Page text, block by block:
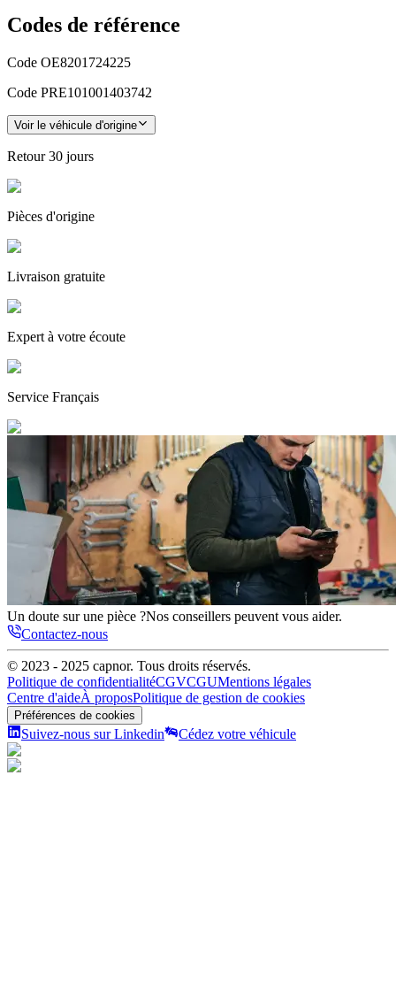
Codes de référence
Code OE8201724225
Code PRE101001403742
Voir le véhicule d'origine
Retour30 jours
Pièces d'origine
Livraison gratuite
Expert à votre écoute
Service Français
Un doute sur une pièce ?Nos conseillers peuvent vous aider.
Contactez-nous
© 2023 - 2025 capnor. Tous droits réservés.
Politique de confidentialitéCGVCGUMentions légales
Centre d'aideÀ proposPolitique de gestion de cookies
Préférences de cookies
Suivez-nous sur Linkedin Cédez votre véhicule